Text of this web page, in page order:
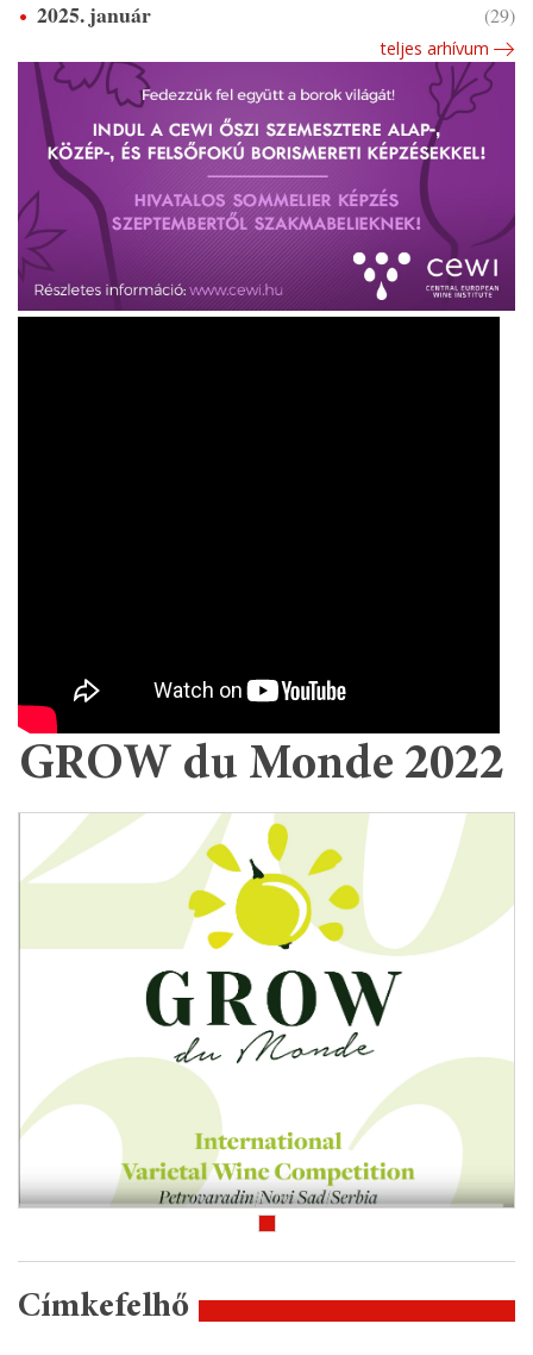
2025. január (29)
teljes arhívum
GROW du Monde 2022
Címkefelhő